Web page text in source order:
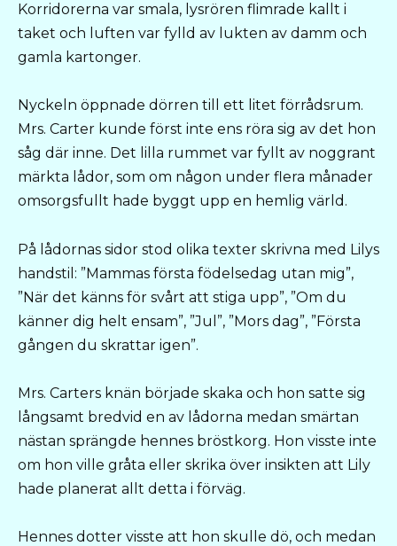
Korridorerna var smala, lysrören flimrade kallt i
taket och luften var fylld av lukten av damm och
gamla kartonger.
Nyckeln öppnade dörren till ett litet förrådsrum.
Mrs. Carter kunde först inte ens röra sig av det hon
såg där inne. Det lilla rummet var fyllt av noggrant
märkta lådor, som om någon under flera månader
omsorgsfullt hade byggt upp en hemlig värld.
På lådornas sidor stod olika texter skrivna med Lilys
handstil: ”Mammas första födelsedag utan mig”,
”När det känns för svårt att stiga upp”, ”Om du
känner dig helt ensam”, ”Jul”, ”Mors dag”, ”Första
gången du skrattar igen”.
Mrs. Carters knän började skaka och hon satte sig
långsamt bredvid en av lådorna medan smärtan
nästan sprängde hennes bröstkorg. Hon visste inte
om hon ville gråta eller skrika över insikten att Lily
hade planerat allt detta i förväg.
Hennes dotter visste att hon skulle dö, och medan